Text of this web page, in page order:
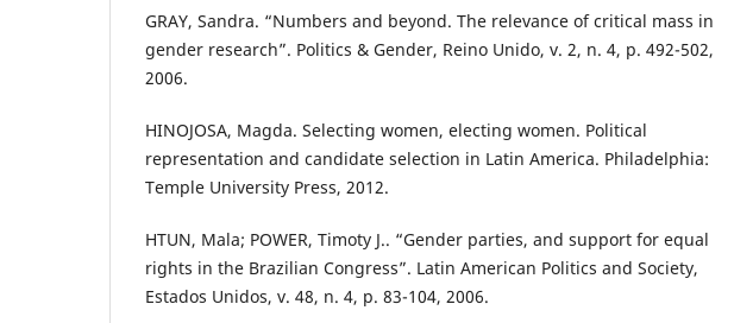
GRAY, Sandra. “Numbers and beyond. The relevance of critical mass in
gender research”. Politics & Gender, Reino Unido, v. 2, n. 4, p. 492-502,
2006.
HINOJOSA, Magda. Selecting women, electing women. Political
representation and candidate selection in Latin America. Philadelphia:
Temple University Press, 2012.
HTUN, Mala; POWER, Timoty J.. “Gender parties, and support for equal
rights in the Brazilian Congress”. Latin American Politics and Society,
Estados Unidos, v. 48, n. 4, p. 83-104, 2006.